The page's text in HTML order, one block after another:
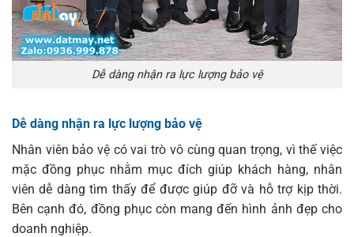
Dễ dàng nhận ra lực lượng bảo vệ
Dễ dàng nhận ra lực lượng bảo vệ
Nhân viên bảo vệ có vai trò vô cùng quan trọng, vì thế việc
mặc đồng phục nhằm mục đích giúp khách hàng, nhân
viên dễ dàng tìm thấy để được giúp đỡ và hỗ trợ kịp thời.
Bên cạnh đó, đồng phục còn mang đến hình ảnh đẹp cho
doanh nghiệp.